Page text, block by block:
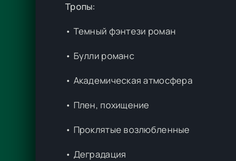
Тропы:
• Темный фэнтези роман
• Булли романс
• Академическая атмосфера
• Плен, похищение
• Проклятые возлюбленные
• Деградация